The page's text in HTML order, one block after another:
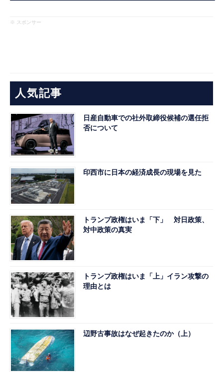
※ スポンサー
人気記事
日産自動車での社外取締役候補の選任拒
否について
印西市に日本の経済成長の現場を見た
トランプ政権はいま「下」 対日政策、
対中政策の真実
トランプ政権はいま「上」イラン攻撃の
理由とは
辺野古事故はなぜ起きたのか（上）